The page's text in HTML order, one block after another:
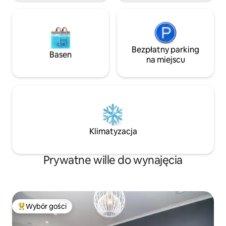
Basen
Bezpłatny parking
na miejscu
Klimatyzacja
Prywatne wille do wynajęcia
Najpopularniejsze z kategorii Wybór gości
Wybór gości